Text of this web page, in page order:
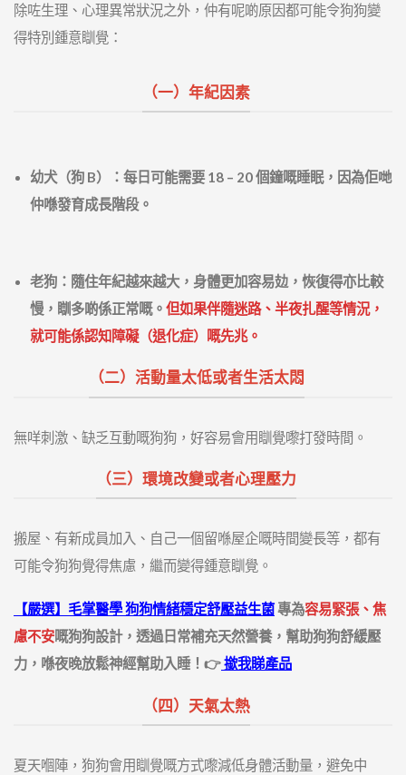
除咗生理、心理異常狀況之外，仲有呢啲原因都可能令狗狗變
得特別鍾意瞓覺：
（一）年紀因素
幼犬（狗 B）：每日可能需要 18 – 20 個鐘嘅睡眠，因為佢哋
仲喺發育成長階段。
老狗：隨住年紀越來越大，身體更加容易攰，恢復得亦比較
慢，瞓多啲係正常嘅。但如果伴隨迷路、半夜扎醒等情況，
就可能係認知障礙（退化症）嘅先兆。
（二）活動量太低或者生活太悶
無咩刺激、缺乏互動嘅狗狗，好容易會用瞓覺嚟打發時間。
（三）環境改變或者心理壓力
搬屋、有新成員加入、自己一個留喺屋企嘅時間變長等，都有
可能令狗狗覺得焦慮，繼而變得鍾意瞓覺。
【嚴選】毛掌醫學 狗狗情緒穩定舒壓益生菌專為容易緊張、焦
慮不安嘅狗狗設計，透過日常補充天然營養，幫助狗狗舒緩壓
力，喺夜晚放鬆神經幫助入睡！👉撳我睇產品
（四）天氣太熱
夏天嗰陣，狗狗會用瞓覺嘅方式嚟減低身體活動量，避免中